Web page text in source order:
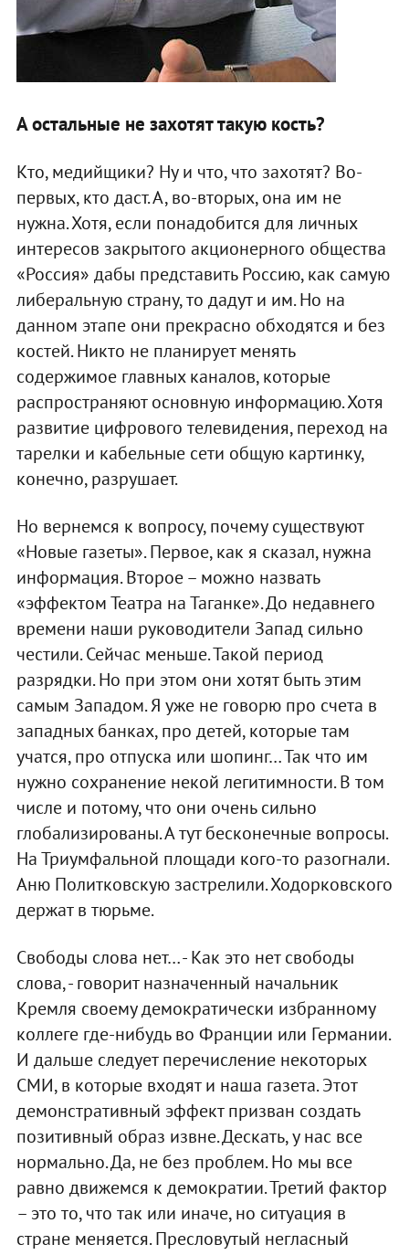
А остальные не захотят такую кость?
Кто, медийщики? Ну и что, что захотят? Во-
первых, кто даст. А, во-вторых, она им не
нужна. Хотя, если понадобится для личных
интересов закрытого акционерного общества
«Россия» дабы представить Россию, как самую
либеральную страну, то дадут и им. Но на
данном этапе они прекрасно обходятся и без
костей. Никто не планирует менять
содержимое главных каналов, которые
распространяют основную информацию. Хотя
развитие цифрового телевидения, переход на
тарелки и кабельные сети общую картинку,
конечно, разрушает.
Но вернемся к вопросу, почему существуют
«Новые газеты». Первое, как я сказал, нужна
информация. Второе – можно назвать
«эффектом Театра на Таганке». До недавнего
времени наши руководители Запад сильно
честили. Сейчас меньше. Такой период
разрядки. Но при этом они хотят быть этим
самым Западом. Я уже не говорю про счета в
западных банках, про детей, которые там
учатся, про отпуска или шопинг… Так что им
нужно сохранение некой легитимности. В том
числе и потому, что они очень сильно
глобализированы. А тут бесконечные вопросы.
На Триумфальной площади кого-то разогнали.
Аню Политковскую застрелили. Ходорковского
держат в тюрьме.
Свободы слова нет… - Как это нет свободы
слова, - говорит назначенный начальник
Кремля своему демократически избранному
коллеге где-нибудь во Франции или Германии.
И дальше следует перечисление некоторых
СМИ, в которые входят и наша газета. Этот
демонстративный эффект призван создать
позитивный образ извне. Дескать, у нас все
нормально. Да, не без проблем. Но мы все
равно движемся к демократии. Третий фактор
– это то, что так или иначе, но ситуация в
стране меняется. Пресловутый негласный